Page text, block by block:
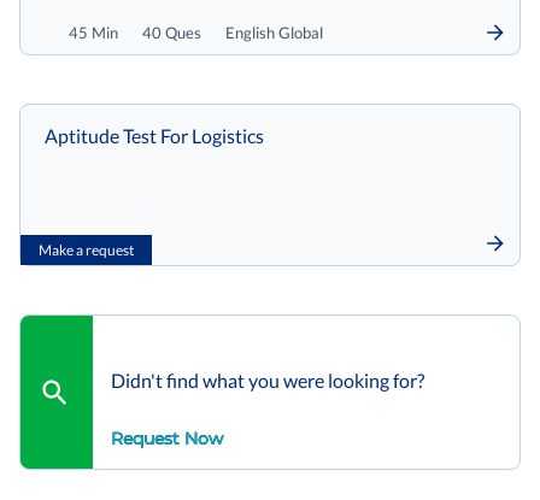
45 Min 40 Ques English Global
Make a request
Aptitude Test For Logistics
Didn't find what you were looking for?
Request Now